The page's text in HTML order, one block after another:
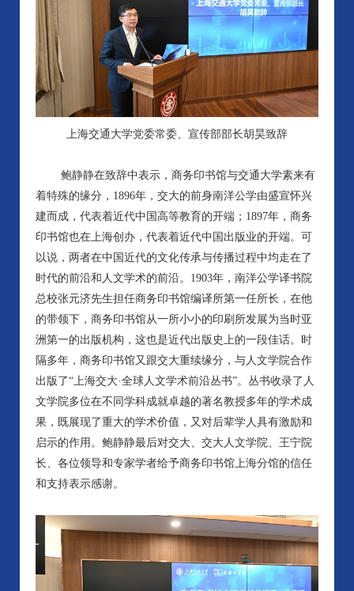
上海交通大学党委常委、宣传部部长胡昊致辞
鲍静静在致辞中表示，商务印书馆与交通大学素来有
着特殊的缘分，1896年，交大的前身南洋公学由盛宣怀兴
建而成，代表着近代中国高等教育的开端；1897年，商务
印书馆也在上海创办，代表着近代中国出版业的开端。可
以说，两者在中国近代的文化传承与传播过程中均走在了
时代的前沿和人文学术的前沿。1903年，南洋公学译书院
总校张元济先生担任商务印书馆编译所第一任所长，在他
的带领下，商务印书馆从一所小小的印刷所发展为当时亚
洲第一的出版机构，这也是近代出版史上的一段佳话。时
隔多年，商务印书馆又跟交大重续缘分，与人文学院合作
出版了“上海交大·全球人文学术前沿丛书”。丛书收录了人
文学院多位在不同学科成就卓越的著名教授多年的学术成
果，既展现了重大的学术价值，又对后辈学人具有激励和
启示的作用。鲍静静最后对交大、交大人文学院、王宁院
长、各位领导和专家学者给予商务印书馆上海分馆的信任
和支持表示感谢。